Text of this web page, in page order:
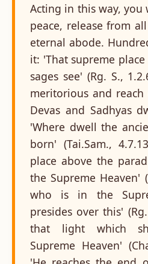
Acting in this way,
peace, release from
eternal abode.
it: 'That supreme
sages see' (Rg. S.,
meritorious and
Devas and Sadhyas
'Where dwell the
born' (Tai.Sam.,
place above the
the Supreme Heaven'
who is in the
presides over this'
that light which
Supreme Heaven'